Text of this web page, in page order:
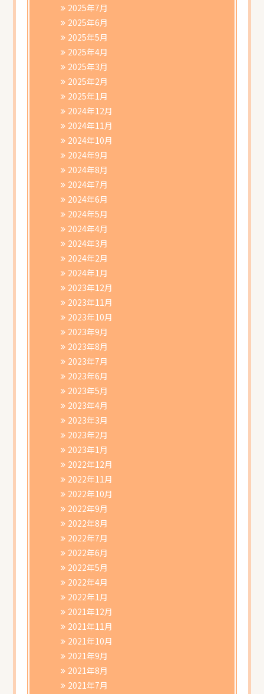
2025年7月
2025年6月
2025年5月
2025年4月
2025年3月
2025年2月
2025年1月
2024年12月
2024年11月
2024年10月
2024年9月
2024年8月
2024年7月
2024年6月
2024年5月
2024年4月
2024年3月
2024年2月
2024年1月
2023年12月
2023年11月
2023年10月
2023年9月
2023年8月
2023年7月
2023年6月
2023年5月
2023年4月
2023年3月
2023年2月
2023年1月
2022年12月
2022年11月
2022年10月
2022年9月
2022年8月
2022年7月
2022年6月
2022年5月
2022年4月
2022年1月
2021年12月
2021年11月
2021年10月
2021年9月
2021年8月
2021年7月